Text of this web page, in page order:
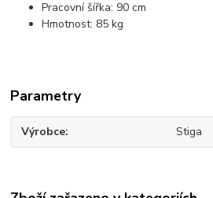
Pracovní šířka: 90 cm
Hmotnost: 85 kg
Parametry
Výrobce Stiga